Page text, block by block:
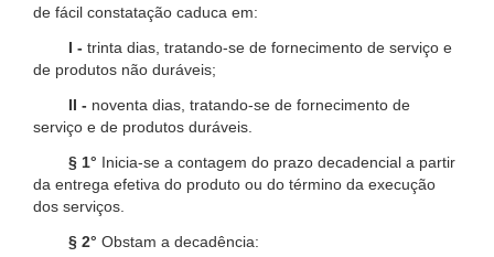
de fácil constatação caduca em:
I - trinta dias, tratando-se de fornecimento de serviço e
de produtos não duráveis;
II - noventa dias, tratando-se de fornecimento de
serviço e de produtos duráveis.
§ 1° Inicia-se a contagem do prazo decadencial a partir
da entrega efetiva do produto ou do término da execução
dos serviços.
§ 2° Obstam a decadência: